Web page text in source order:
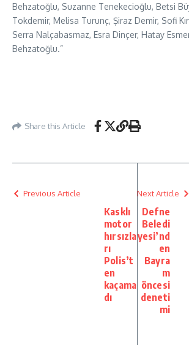
Behzatoğlu, Suzanne Tenekecioğlu, Betsi
Tokdemir, Melisa Turunç, Şiraz Demir, Sofi
Serra Nalçabasmaz, Esra Dinçer, Hatay
Behzatoğlu.”
Share this Article
Previous Article
Kasklı
motor
hırsızla
rı
Polis’t
en
kaçama
dı
Next Article
Defne
Beledi
yesi’nd
en
Bayra
m
öncesi
deneti
mi